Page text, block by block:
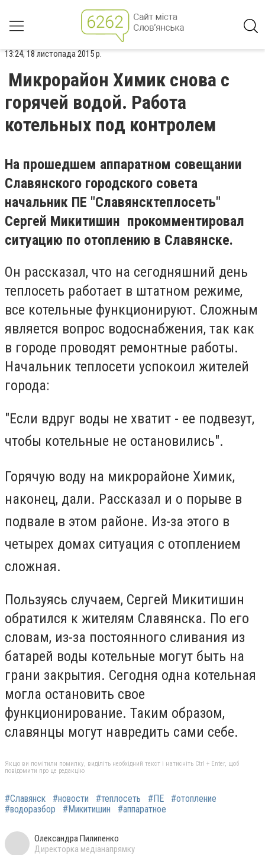
13:24, 18 листопада 2015 р.
Микрорайон Химик снова с
горячей водой. Работа
котельных под контролем
На прошедшем аппаратном совещании
Славянского городского совета
начальник ПЕ "Славянсктеплосеть"
Сергей Микитишин прокомментировал
ситуацию по отоплению в Славянске.
Он рассказал, что на сегодняшний день
теплосеть работает в штатном режиме,
все котельные функционируют. Сложным
является вопрос водоснабжения, так как
в городе проводят ремонтные работы.
Начальник теплосети успокоил жителей
города:
"Если вдруг воды не хватит - ее подвезут,
чтобы котельные не остановились".
Горячую воду на микрорайоне Химик,
наконец, дали. Рассказал и о порыве в
подвале в этом районе. Из-за этого в
четырех домах ситуация с отоплением
сложная.
Пользуясь случаем, Сергей Микитишин
обратился к жителям Славянска. По его
словам, из-за постоянного сливания из
батарей воды котельные могут быть на
грани закрытия. Сегодня одна котельная
могла остановить свое
функционирование. Таким образом,
славянцы могут навредить сами себе.
Якщо ви помітили помилку, виділіть необхідний текст і натисніть Ctrl + Enter, щоб
повідомити про це редакцію
#Славянск #новости #теплосеть #ПЕ
#отопление
#водоразбор
#Микитишин #аппаратное
Олександра Пилипенко
Директорка медіанапрямку